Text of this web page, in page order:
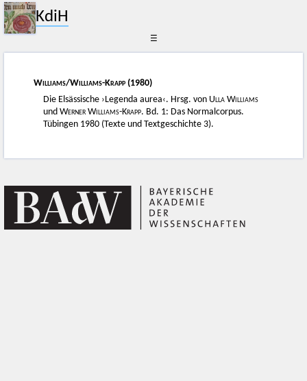
KdiH
☰
Williams/Williams-Krapp (1980)
Die Elsässische ›Legenda aurea‹. Hrsg. von Ulla Williams
undWerner Williams-Krapp. Bd. 1: Das Normalcorpus.
Tübingen 1980 (Texte und Textgeschichte 3).